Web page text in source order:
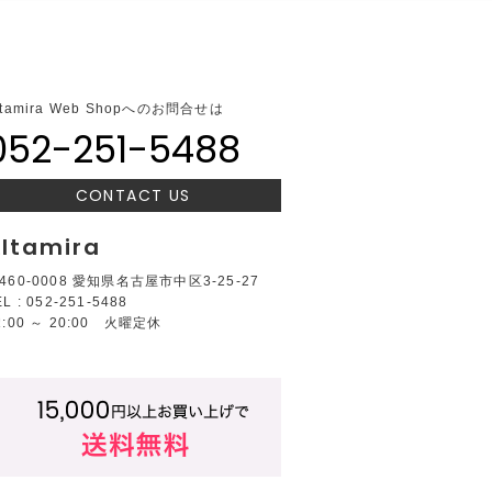
Web Shopへのお問合せは
251-5488
CONTACT US
0008 愛知県名古屋市中区3-25-27
: 052-251-5488
～ 20:00 火曜定休